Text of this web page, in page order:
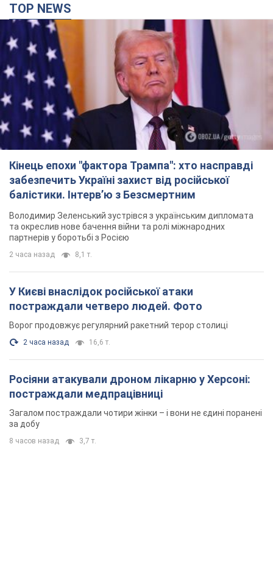
Кінець епохи "фактора Трампа": хто насправді
забезпечить Україні захист від російської
балістики. Інтерв’ю з Безсмертним
Володимир Зеленський зустрівся з українським дипломата
та окреслив нове бачення війни та ролі міжнародних
партнерів у боротьбі з Росією
2 часа назад 8,1 т.
У Києві внаслідок російської атаки
постраждали четверо людей. Фото
Ворог продовжує регулярний ракетний терор столиці
2 часа назад 16,6 т.
Росіяни атакували дроном лікарню у Херсоні:
постраждали медпрацівниці
Загалом постраждали чотири жінки – і вони не єдині поранені